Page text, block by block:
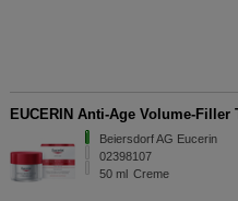
EUCERIN Anti-Age Volume-Filler
Beiersdorf AG Eucerin
02398107
50 ml Creme